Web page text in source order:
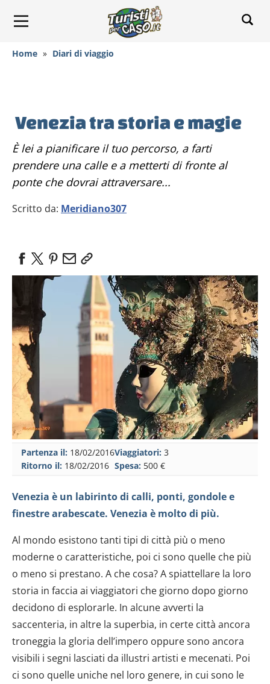
Home » Diari di viaggio
Venezia tra storia e magie
È lei a pianificare il tuo percorso, a farti
prendere una calle e a metterti di fronte al
ponte che dovrai attraversare...
Scritto da: Meridiano307
Partenza il: 18/02/2016
Ritorno il: 18/02/2016
Viaggiatori: 3
Spesa: 500 €
Venezia è un labirinto di calli, ponti, gondole e
finestre arabescate. Venezia è molto di più.
Al mondo esistono tanti tipi di città più o meno
moderne o caratteristiche, poi ci sono quelle che più
o meno si prestano. A che cosa? A spiattellare la loro
storia in faccia ai viaggiatori che giorno dopo giorno
decidono di esplorarle. In alcune avverti la
saccenteria, in altre la superbia, in certe città ancora
troneggia la gloria dell’impero oppure sono ancora
visibili i segni lasciati da illustri artisti e mecenati. Poi
ci sono quelle uniche nel loro genere, in cui sono le